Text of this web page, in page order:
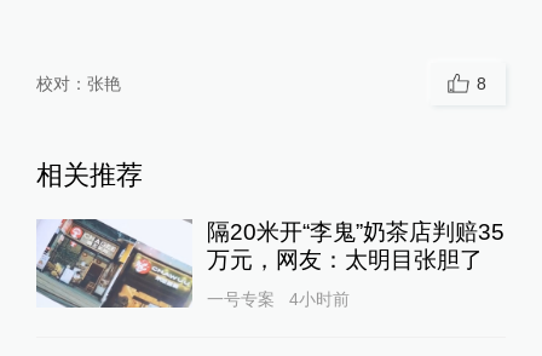
校对： 张艳 8
相关推荐
隔20米开“李鬼”奶茶店判赔35
万元，网友：太明目张胆了
一号专案 4小时前